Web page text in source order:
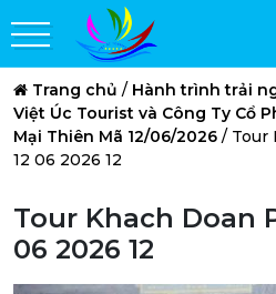
Trang chủ / Hành trình trải
Việt Úc Tourist và Công Ty Cổ
Mại Thiên Mã 12/06/2026 / Tour
12 06 2026 12
Tour Khach Doan
06 2026 12